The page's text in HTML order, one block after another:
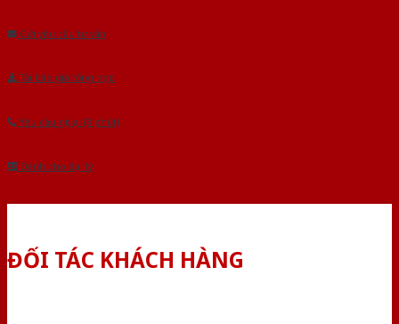
Gửi yêu cầu tư vấn
Tải báo giá tổng hợp
Yêu cầu gọi lại (3 phút)
Dành cho đại lý
ĐỐI TÁC KHÁCH HÀNG